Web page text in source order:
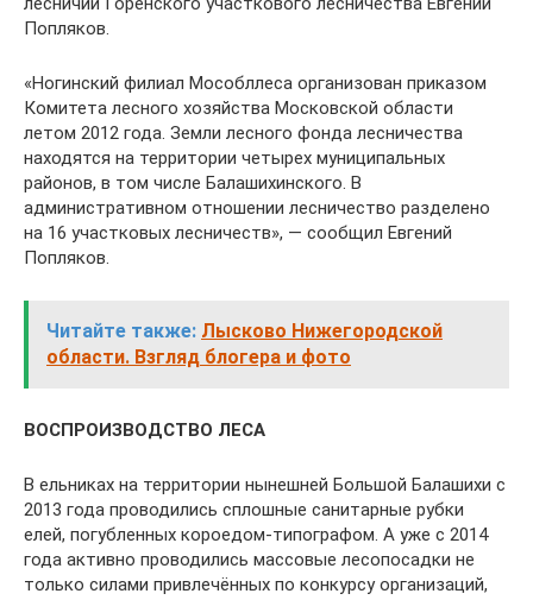
Попляков.
«Ногинский филиал Мособллеса организован приказом
Комитета лесного хозяйства Московской области
летом 2012 года. Земли лесного фонда лесничества
находятся на территории четырех муниципальных
районов, в том числе Балашихинского. В
административном отношении лесничество разделено
на 16 участковых лесничеств», — сообщил Евгений
Попляков.
Читайте также: Лысково Нижегородской
области. Взгляд блогера и фото
ВОСПРОИЗВОДСТВО ЛЕСА
В ельниках на территории нынешней Большой Балашихи с
2013 года проводились сплошные санитарные рубки
елей, погубленных короедом-типографом. А уже с 2014
года активно проводились массовые лесопосадки не
только силами привлечённых по конкурсу организаций,